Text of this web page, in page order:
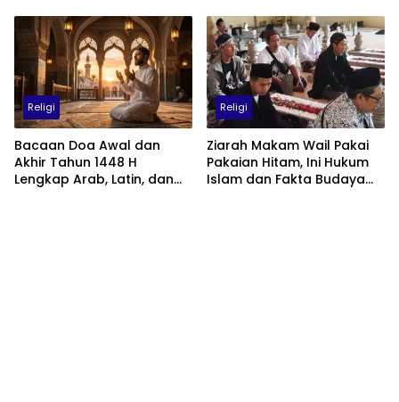
Muhammad SAW
Religi
Bacaan Doa Awal dan
Akhir Tahun 1448 H
Lengkap Arab, Latin, dan
Religi
Ziarah Makam Wail Pakai
Pakaian Hitam, Ini Hukum
Islam dan Fakta Budaya